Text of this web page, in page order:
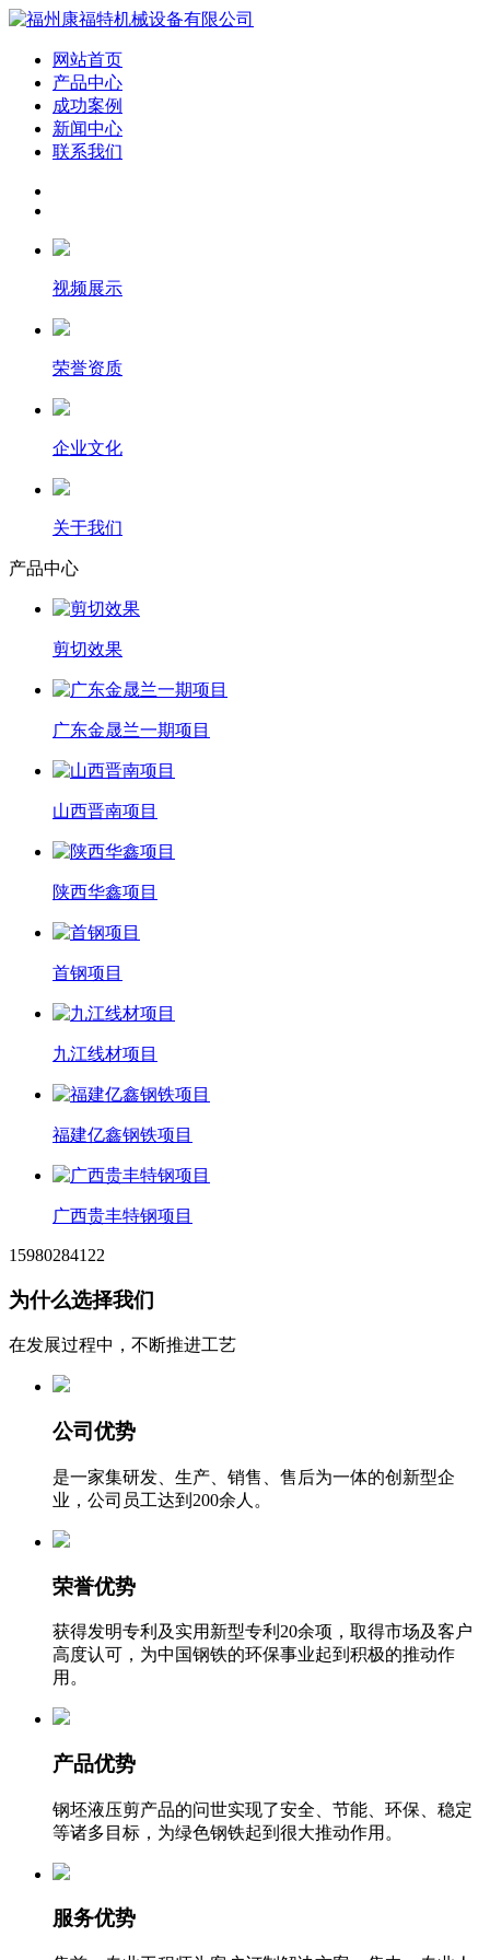
网站首页
产品中心
成功案例
新闻中心
联系我们
视频展示
荣誉资质
企业文化
关于我们
产品中心
剪切效果
广东金晟兰一期项目
山西晋南项目
陕西华鑫项目
首钢项目
九江线材项目
福建亿鑫钢铁项目
广西贵丰特钢项目
15980284122
为什么选择我们
在发展过程中，不断推进工艺
公司优势
是一家集研发、生产、销售、售后为一体的创新型企
业，公司员工达到200余人。
荣誉优势
获得发明专利及实用新型专利20余项，取得市场及客户
高度认可，为中国钢铁的环保事业起到积极的推动作
用。
产品优势
钢坯液压剪产品的问世实现了安全、节能、环保、稳定
等诸多目标，为绿色钢铁起到很大推动作用。
服务优势